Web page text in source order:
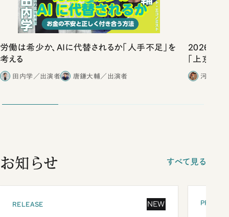
労働は希少か、AIに代替されるか「人手不足」を
考える
田内学／出演者 唐鎌大輔／出演者
2026年の
「上京物
河野有
お知らせ すべて見る
RELEASE NEW